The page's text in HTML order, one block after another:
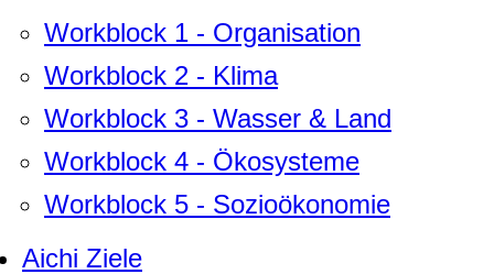
Workblock 1 - Organisation
Workblock 2 - Klima
Workblock 3 - Wasser & Land
Workblock 4 - Ökosysteme
Workblock 5 - Sozioökonomie
Aichi Ziele